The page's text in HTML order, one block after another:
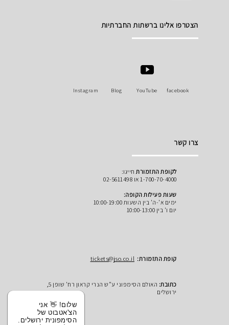
הצטרפו אלינו ברשתות החברתיות
facebook
YouTube
Blog
Instagram
צרו קשר
לקופת התזמורתחייגו:
1-700-70-4000 או 02-5611498
שעות פעילות הקופה:
ימים א'-ה' בין השעות 10:00-19:00
יום ו' בין 10:00-13:00
קופת התזמורת: tickets@jso.co.il
כתובת:
האולם הסימפוני ע"ש הנרי קראון רח' שופן 5,
ירושלים
שלום! 👋 אני
הצ'אטבוט של
הסימפונית ירושלים.